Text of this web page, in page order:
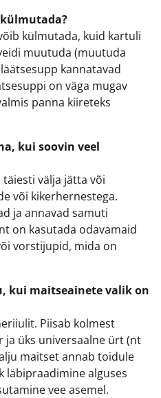
külmutada, kuid kartuli
muutuda (muutuda
kannatavad
on väga mugav
panna kiireteks
kui soovin veel
välja jätta või
või kikerhernestega.
ja annavad samuti
on kasutada odavamaid
vorstijupid, mida on
kui maitseainete valik on
Piisab kolmest
ja üks universaalne ürt (nt
maitset annab toidule
läbipraadimine alguses
vee asemel.